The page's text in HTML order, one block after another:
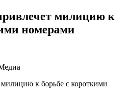
милицию к
номерами
милицию к борьбе с короткими